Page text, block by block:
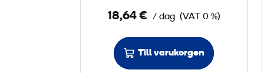
r
e
1
18,64 € / dag (VAT 0 %)
Till varukorgen